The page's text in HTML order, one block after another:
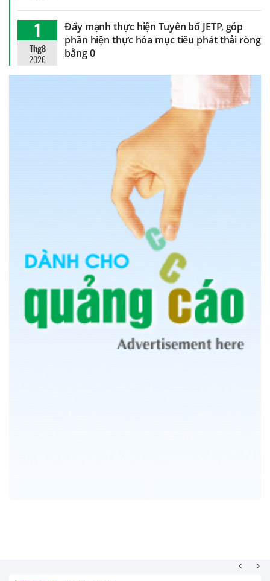
1
Thg8
2026
Đẩy mạnh thực hiện Tuyên bố JETP, góp
phần hiện thực hóa mục tiêu phát thải ròng
bằng 0